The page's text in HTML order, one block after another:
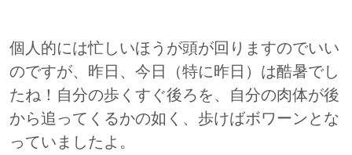
個人的には忙しいほうが頭が回りますのでいい
のですが、昨日、今日（特に昨日）は酷暑でし
たね！自分の歩くすぐ後ろを、自分の肉体が後
から追ってくるかの如く、歩けばボワーンとな
っていましたよ。